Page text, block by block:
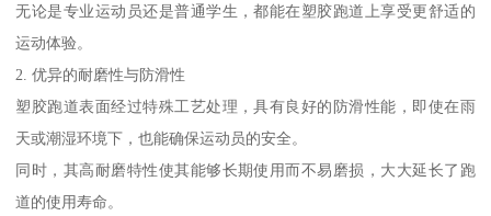
无论是专业运动员还是普通学生，都能在塑胶跑道上享受更舒适的
运动体验。
2. 优异的耐磨性与防滑性
塑胶跑道表面经过特殊工艺处理，具有良好的防滑性能，即使在雨
天或潮湿环境下，也能确保运动员的安全。
同时，其高耐磨特性使其能够长期使用而不易磨损，大大延长了跑
道的使用寿命。